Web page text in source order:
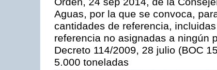
Aguas, por la que se convoca,
cantidades de referencia,
referencia no asignadas a ningún
Decreto 114/2009, 28 julio (BOC
5.000 toneladas